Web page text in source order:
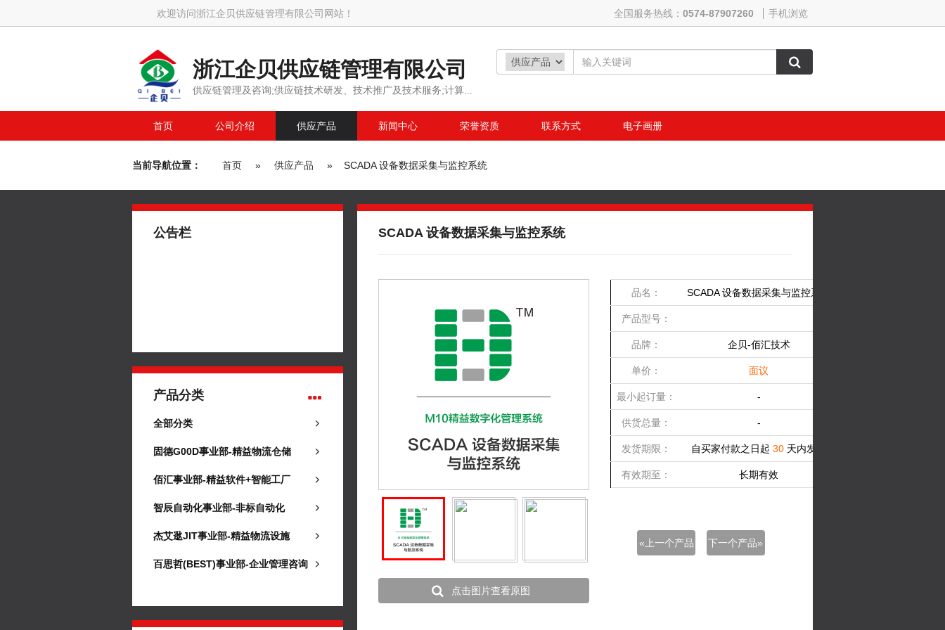
欢迎访问浙江企贝供应链管理有限公司网站！ 全国服务热线： 0574-87907260 手机浏览
浙江企贝供应链管理有限公司
供应链管理及咨询;供应链技术研发、技术推广及技术服务;计算...
首页 公司介绍 供应产品 新闻中心 荣誉资质 联系方式 电子画册
当前导航位置： 首页 » 供应产品 » SCADA 设备数据采集与监控系统
公告栏
产品分类
全部分类
固德G00D事业部-精益物流仓储
佰汇事业部-精益软件+智能工厂
智辰自动化事业部-非标自动化
杰艾逖JIT事业部-精益物流设施
百思哲(BEST)事业部-企业管理咨询
SCADA 设备数据采集与监控系统
点击图片查看原图
品名： SCADA 设备数据采集与监控系统
产品型号：
品牌： 企贝-佰汇技术
单价： 面议
最小起订量： -
供货总量： -
发货期限： 自买家付款之日起 30 天内发货
有效期至： 长期有效
«上一个产品 下一个产品»